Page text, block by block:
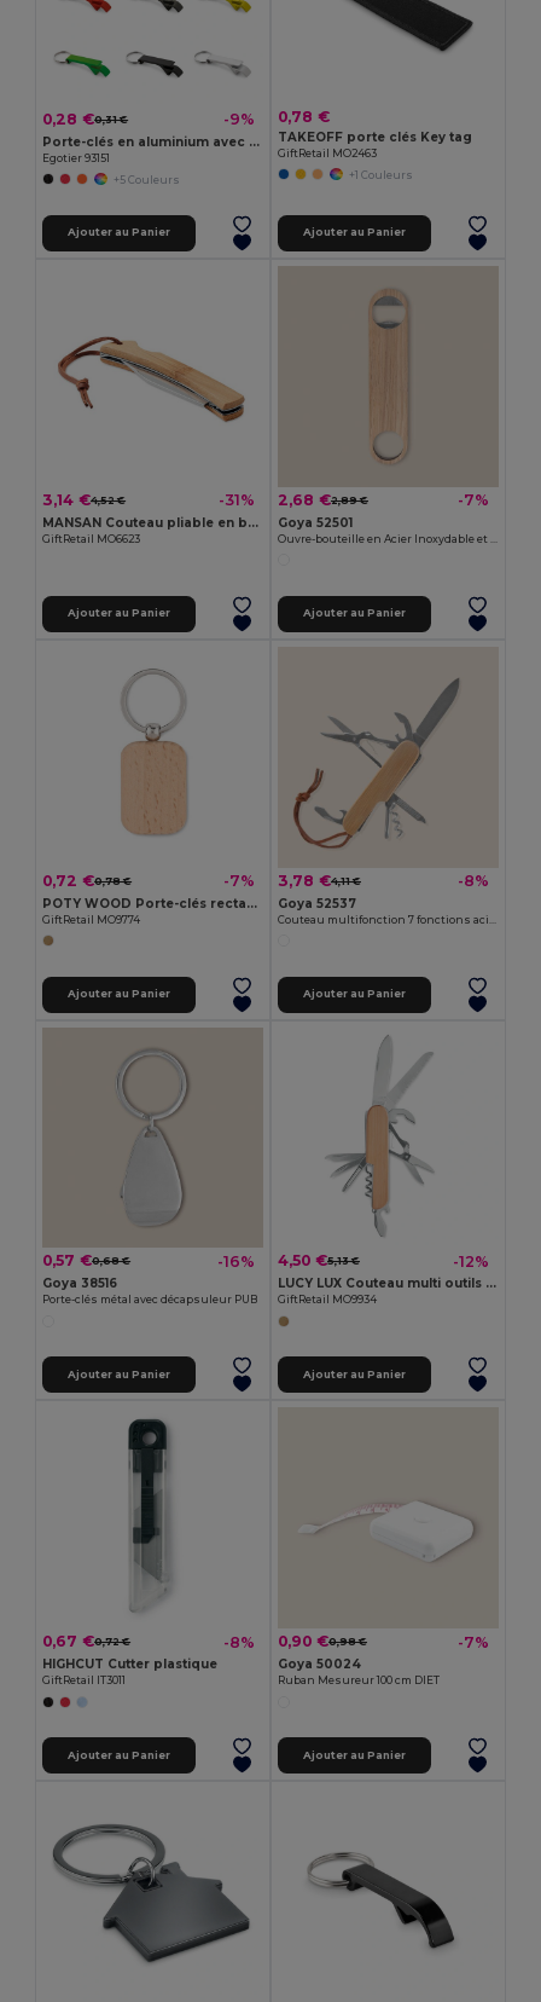
0,28 €0,31 € -9%
Porte-clés en aluminium avec ouvre-capsules
Egotier 93151
+5 Couleurs
Ajouter au Panier
0,78 €
TAKEOFF porte clés Key tag
GiftRetail MO2463
+1 Couleurs
Ajouter au Panier
3,14 €4,52 € -31%
MANSAN Couteau pliable en bambou
GiftRetail MO6623
Ajouter au Panier
2,68 €2,89 € -7%
Goya 52501
Ajouter au Panier
0,72 €0,78 € -7%
POTY WOOD Porte-clés rectangulaire bois
GiftRetail MO9774
Ajouter au Panier
3,78 €4,11 € -8%
Goya 52537
Ajouter au Panier
0,57 €0,68 € -16%
Goya 38516
Porte-clés métal avec décapsuleur PUB
Ajouter au Panier
4,50 €5,13 € -12%
LUCY LUX Couteau multi outils en bambou
GiftRetail MO9934
Ajouter au Panier
0,67 €0,72 € -8%
HIGHCUT Cutter plastique
GiftRetail IT3011
Ajouter au Panier
0,90 €0,98 € -7%
Goya 50024
Ruban Mesureur 100 cm DIET
Ajouter au Panier